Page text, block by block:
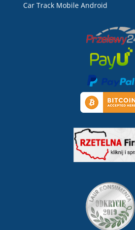
Car Track Mobile Android